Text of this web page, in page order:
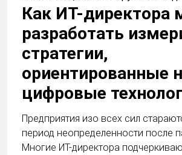
Как ИТ-директора
разработать
стратегии,
ориентированные
цифровые
Предприятия изо всех сил
период неопределенности после
Многие ИТ-директора